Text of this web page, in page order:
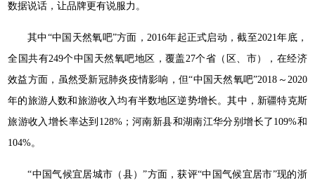
数据说话，让品牌更有说服力。
其中“中国天然氧吧”方面，2016年起正式启动，截至2021年底，
全国共有249个中国天然氧吧地区，覆盖27个省（区、市），在经济
效益方面，虽然受新冠肺炎疫情影响，但“中国天然氧吧”2018～2020
年的旅游人数和旅游收入均有半数地区逆势增长。其中，新疆特克斯
旅游收入增长率达到128%；河南新县和湖南江华分别增长了109%和
104%。
“中国气候宜居城市（县）”方面，获评“中国气候宜居市”现的浙